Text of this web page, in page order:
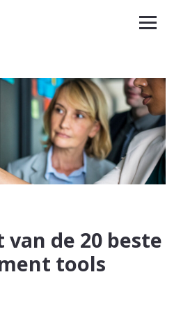
de 20 beste
tools